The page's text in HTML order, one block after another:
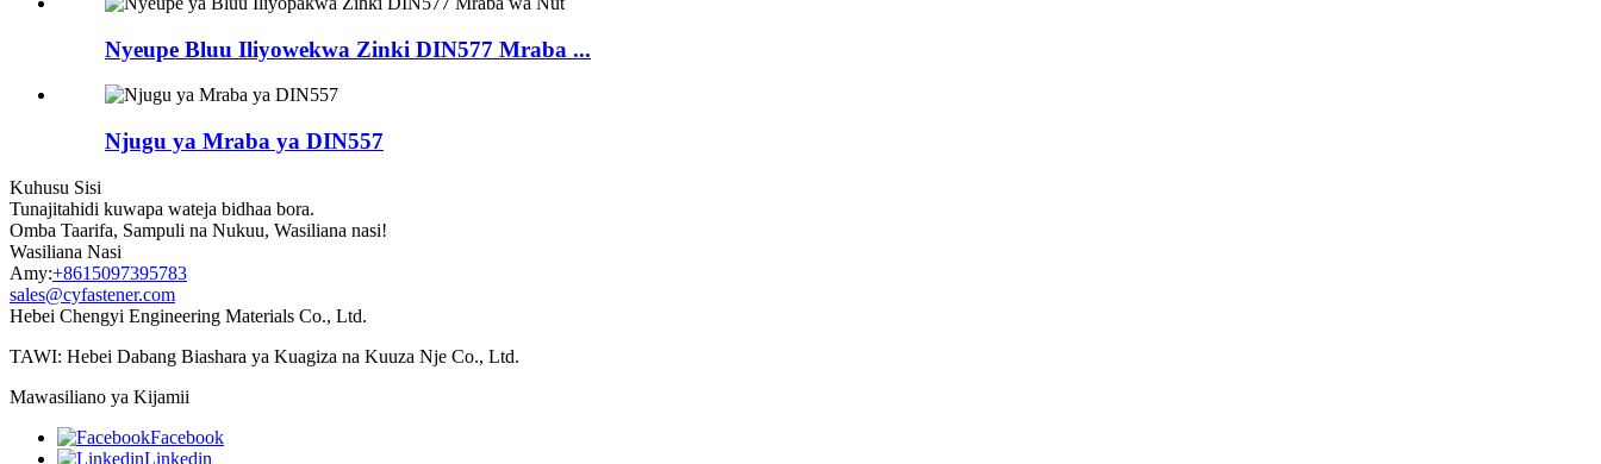
Nyeupe Bluu Iliyowekwa Zinki DIN577 Mraba ...
Njugu ya Mraba ya DIN557
Kuhusu Sisi
Tunajitahidi kuwapa wateja bidhaa bora.
Omba Taarifa, Sampuli na Nukuu, Wasiliana nasi!
Wasiliana Nasi
Amy:+8615097395783
sales@cyfastener.com
Hebei Chengyi Engineering Materials Co., Ltd.
TAWI: Hebei Dabang Biashara ya Kuagiza na Kuuza Nje Co., Ltd.
Mawasiliano ya Kijamii
Facebook
Linkedin